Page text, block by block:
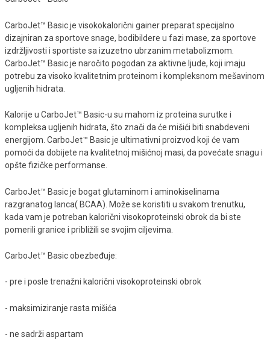
CarboJet™ Basic je visokokalorični gainer preparat specijalno
dizajniran za sportove snage, bodibildere u fazi mase, za sportove
izdržljivosti i sportiste sa izuzetno ubrzanim metabolizmom.
CarboJet™ Basic je naročito pogodan za aktivne ljude, koji imaju
potrebu za visoko kvalitetnim proteinom i kompleksnom mešavinom
ugljenih hidrata.
Kalorije u CarboJet™ Basic-u su mahom iz proteina surutke i
kompleksa ugljenih hidrata, što znači da će mišići biti snabdeveni
energijom. CarboJet™ Basic je ultimativni proizvod koji će vam
pomoći da dobijete na kvalitetnoj mišićnoj masi, da povećate snagu i
opšte fizičke performanse.
CarboJet™ Basic je bogat glutaminom i aminokiselinama
razgranatog lanca( BCAA). Može se koristiti u svakom trenutku,
kada vam je potreban kalorični visokoproteinski obrok da bi ste
pomerili granice i približili se svojim ciljevima.
CarboJet™ Basic obezbeđuje:
- pre i posle trenažni kalorični visokoproteinski obrok
- maksimiziranje rasta mišića
- ne sadrži aspartam